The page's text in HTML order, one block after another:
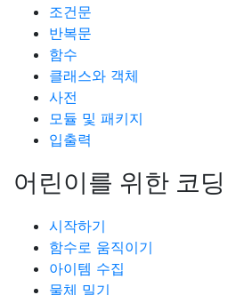
조건문
반복문
함수
클래스와 객체
사전
모듈 및 패키지
입출력
어린이를 위한 코딩
시작하기
함수로 움직이기
아이템 수집
물체 밀기